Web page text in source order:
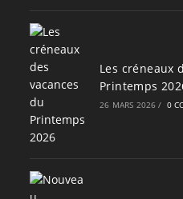
Les créneaux
Printemps
26 MARS 2026 / 0